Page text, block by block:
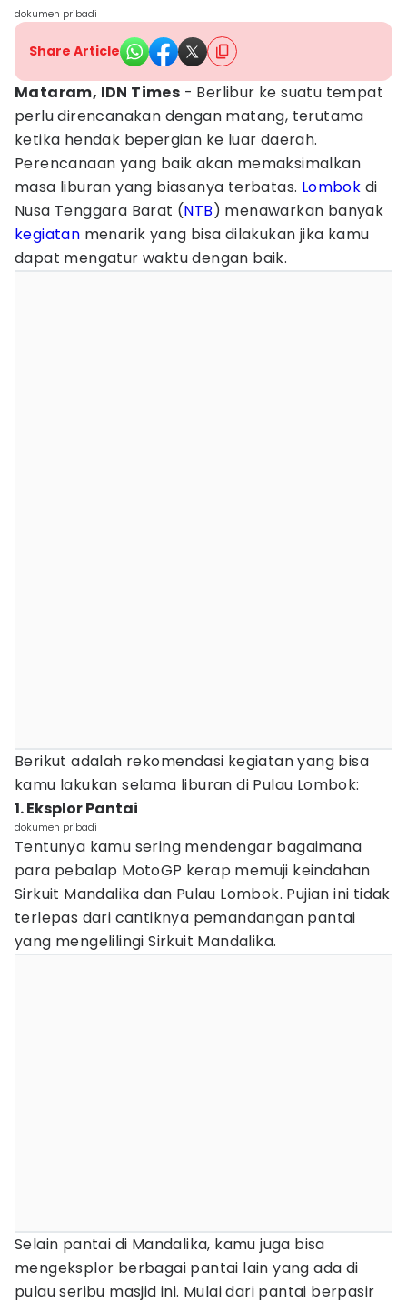
dokumen pribadi
Share Article
Mataram, IDN Times - Berlibur ke suatu tempat
perlu direncanakan dengan matang, terutama
ketika hendak bepergian ke luar daerah.
Perencanaan yang baik akan memaksimalkan
masa liburan yang biasanya terbatas. Lombok di
Nusa Tenggara Barat (NTB) menawarkan banyak
kegiatan menarik yang bisa dilakukan jika kamu
dapat mengatur waktu dengan baik.
Berikut adalah rekomendasi kegiatan yang bisa
kamu lakukan selama liburan di Pulau Lombok:
1. Eksplor Pantai
dokumen pribadi
Tentunya kamu sering mendengar bagaimana
para pebalap MotoGP kerap memuji keindahan
Sirkuit Mandalika dan Pulau Lombok. Pujian ini tidak
terlepas dari cantiknya pemandangan pantai
yang mengelilingi Sirkuit Mandalika.
Selain pantai di Mandalika, kamu juga bisa
mengeksplor berbagai pantai lain yang ada di
pulau seribu masjid ini. Mulai dari pantai berpasir